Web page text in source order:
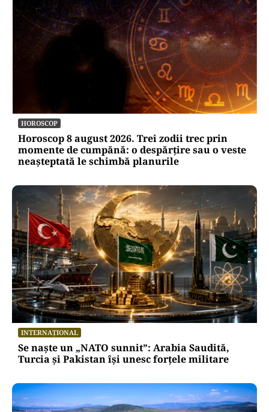
HOROSCOP
Horoscop 8 august 2026. Trei zodii trec prin
momente de cumpănă: o despărțire sau o veste
neașteptată le schimbă planurile
INTERNAȚIONAL
Se naște un „NATO sunnit”: Arabia Saudită,
Turcia și Pakistan își unesc forțele militare